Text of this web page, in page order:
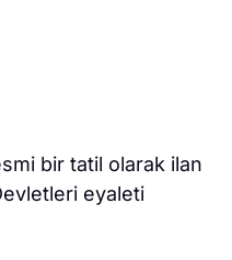
bir tatil olarak ilan
eyaleti